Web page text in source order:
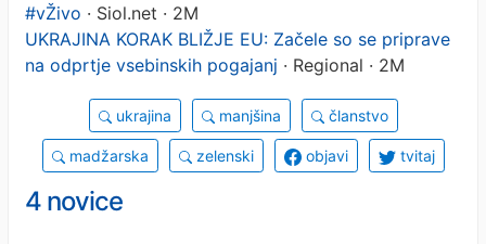
#vŽivo · Siol.net · 2M
UKRAJINA KORAK BLIŽJE EU: Začele so se priprave
na odprtje vsebinskih pogajanj · Regional · 2M
ukrajina manjšina članstvo
madžarska zelenski objavi tvitaj
4 novice